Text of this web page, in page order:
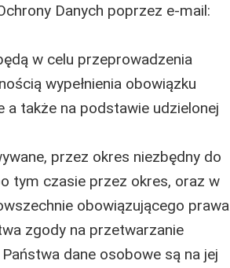
Danych poprzez e-mail:
w celu przeprowadzenia
wypełnienia obowiązku
także na podstawie udzielonej
przez okres niezbędny do
tym czasie przez okres, oraz w
obowiązującego prawa
zgody na przetwarzanie
dane osobowe są na jej